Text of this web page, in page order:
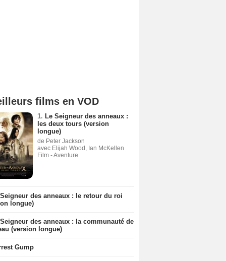
films en VOD
1. Le Seigneur des anneaux :
les deux tours (version
longue)
de Peter Jackson
avec Elijah Wood, Ian McKellen
Film - Aventure
des anneaux : le retour du roi
longue)
des anneaux : la communauté de
(version longue)
Gump